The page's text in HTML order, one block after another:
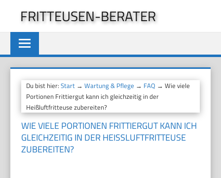
springen
FRITTEUSEN-BERATER
Du bist hier:Start →Wartung & Pflege → FAQ → Wie viele
Portionen Frittiergut kann ich gleichzeitig in der
Heißluftfritteuse zubereiten?
WIE VIELE PORTIONEN FRITTIERGUT KANN ICH
GLEICHZEITIG IN DER HEISSLUFTFRITTEUSE Z
UBEREITEN?